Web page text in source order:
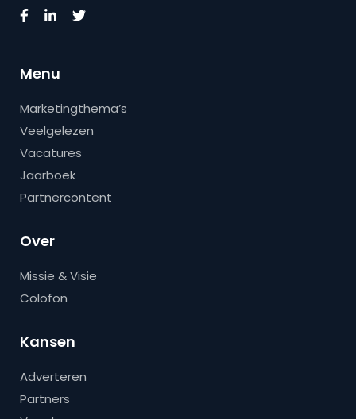
Menu
Marketingthema’s
Veelgelezen
Vacatures
Jaarboek
Partnercontent
Over
Missie & Visie
Colofon
Kansen
Adverteren
Partners